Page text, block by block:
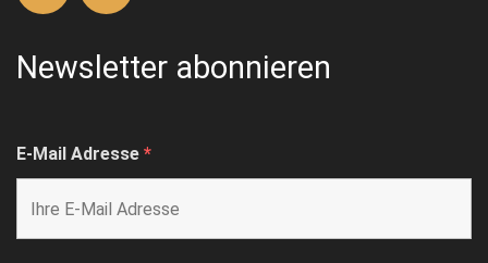
Newsletter abonnieren
E-Mail Adresse *